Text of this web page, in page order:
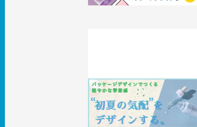
“初夏の気配”をデザインする。パッケ
ージデザインでつくる軽やかな季節感
2026.04.30 事例